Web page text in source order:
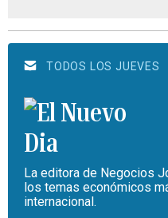
TODOS LOS JUEVES
La editora de Negocios
los temas económicos
internacional.